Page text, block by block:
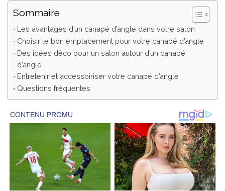
Sommaire
Les avantages d’un canapé d’angle dans votre salon
Choisir le bon emplacement pour votre canapé d’angle
Des idées déco pour un salon autour d’un canapé
d’angle
Entretenir et accessoiriser votre canapé d’angle
Questions fréquentes